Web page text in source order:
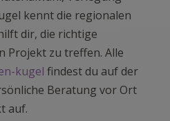
kennt die regionalen
dir, die richtige
Projekt zu treffen. Alle
kugel findest du auf der
Beratung vor Ort
auf.